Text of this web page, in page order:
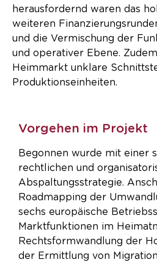
herausfordernd waren das
weiteren
und die Vermischung der
und operativer Ebene.
Heimmarkt unklare
Produktionseinheiten.
Vorgehen im Projekt
Begonnen wurde mit einer
rechtlichen und
Abspaltungsstrategie.
Roadmapping der
sechs europäische
Marktfunktionen im
Rechtsformwandlung der
der Ermittlung von